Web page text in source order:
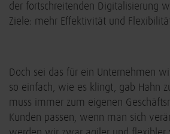
der fortschreitenden Digitalisierung
Ziele: mehr Effektivität und
Doch sei das für ein Unternehmen
so einfach, wie es klingt, gab Hahn
muss immer zum eigenen
Kunden passen, wenn man sich